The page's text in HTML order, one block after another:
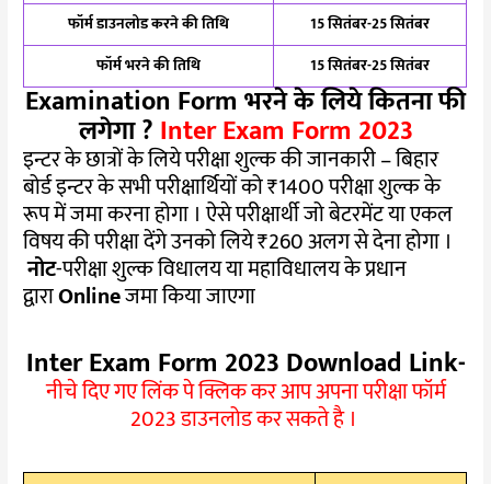
फॉर्म डाउनलोड करने की तिथि
15 सितंबर-25 सितंबर
फॉर्म भरने की तिथि
15 सितंबर-25 सितंबर
Examination Form भरने के लिये कितना फी
लगेगा ? Inter Exam Form 2023
इन्टर के छात्रों के लिये परीक्षा शुल्क की जानकारी – बिहार
बोर्ड इन्टर के सभी परीक्षार्थियों को ₹1400 परीक्षा शुल्क के
रूप में जमा करना होगा । ऐसे परीक्षार्थी जो बेटरमेंट या एकल
विषय की परीक्षा देंगे उनको लिये ₹260 अलग से देना होगा ।
नोट-परीक्षा शुल्क विधालय या महाविधालय के प्रधान
द्वाराOnlineजमा किया जाएगा
Inter Exam Form 2023 Download Link-
नीचे दिए गए लिंक पे क्लिक कर आप अपना परीक्षा फॉर्म
2023 डाउनलोड कर सकते है ।